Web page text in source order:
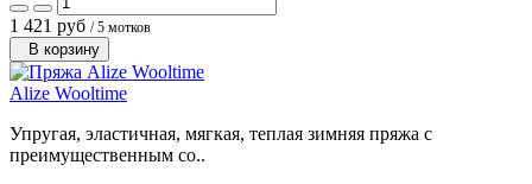
1 421 руб / 5 мотков
В корзину
Alize Wooltime
Упругая, эластичная, мягкая, теплая зимняя пряжа с
преимущественным со..